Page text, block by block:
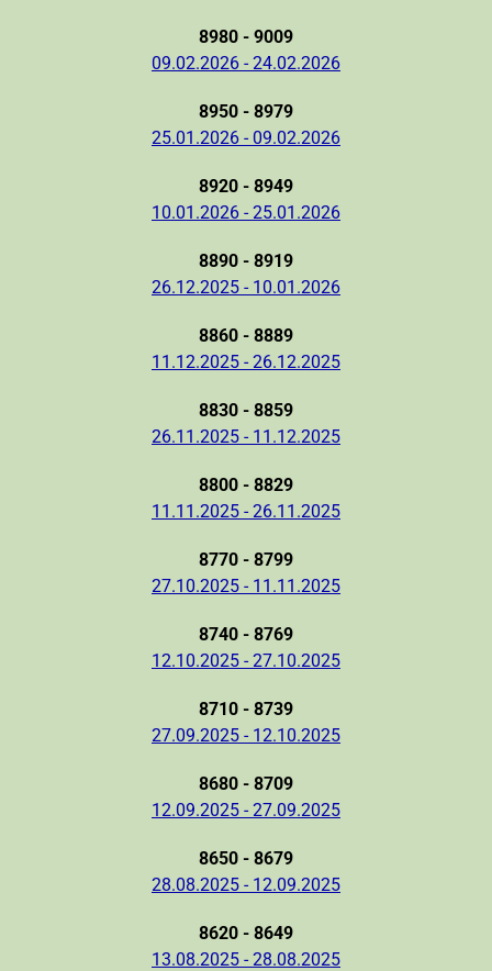
8980 - 9009
09.02.2026 - 24.02.2026
8950 - 8979
25.01.2026 - 09.02.2026
8920 - 8949
10.01.2026 - 25.01.2026
8890 - 8919
26.12.2025 - 10.01.2026
8860 - 8889
11.12.2025 - 26.12.2025
8830 - 8859
26.11.2025 - 11.12.2025
8800 - 8829
11.11.2025 - 26.11.2025
8770 - 8799
27.10.2025 - 11.11.2025
8740 - 8769
12.10.2025 - 27.10.2025
8710 - 8739
27.09.2025 - 12.10.2025
8680 - 8709
12.09.2025 - 27.09.2025
8650 - 8679
28.08.2025 - 12.09.2025
8620 - 8649
13.08.2025 - 28.08.2025